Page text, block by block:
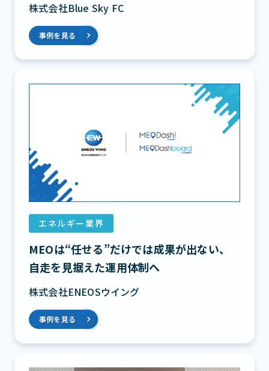
株式会社Blue Sky FC
事例を見る
エネルギー業界
MEOは“任せる”だけでは成果が出ない、
自走を見据えた運用体制へ
株式会社ENEOSウイング
事例を見る